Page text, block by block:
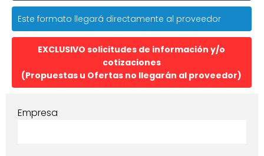
Este formato llegará directamente al proveedor
EXCLUSIVO solicitudes de información y/o
cotizaciones
(Propuestas u Ofertas no llegarán al proveedor)
Empresa